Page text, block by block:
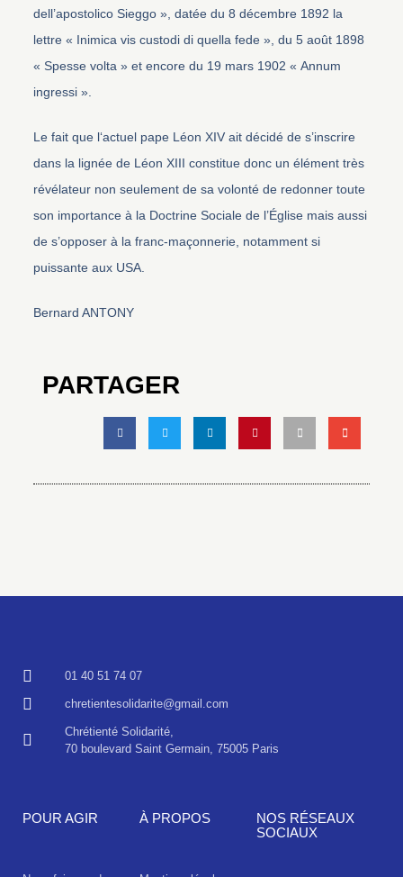
dell’apostolico Sieggo », datée du 8 décembre 1892 la
lettre « Inimica vis custodi di quella fede », du 5 août 1898
« Spesse volta » et encore du 19 mars 1902 « Annum
ingressi ».
Le fait que l‘actuel pape Léon XIV ait décidé de s’inscrire
dans la lignée de Léon XIII constitue donc un élément très
révélateur non seulement de sa volonté de redonner toute
son importance à la Doctrine Sociale de l’Église mais aussi
de s’opposer à la franc-maçonnerie, notamment si
puissante aux USA.
Bernard ANTONY
PARTAGER
01 40 51 74 07
chretientesolidarite@gmail.com
Chrétienté Solidarité,
70 boulevard Saint Germain, 75005 Paris
POUR AGIR À PROPOS
NOS RÉSEAUX
SOCIAUX